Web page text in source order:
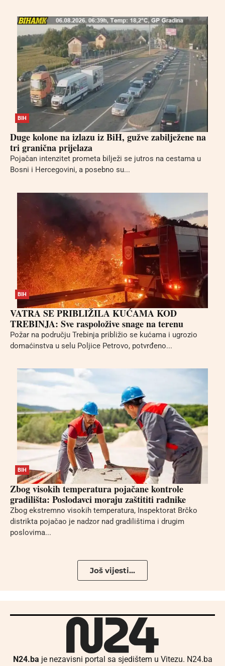
BIH
Duge kolone na izlazu iz BiH, gužve zabilježene na
tri granična prijelaza
Pojačan intenzitet prometa bilježi se jutros na cestama u
Bosni i Hercegovini, a posebno su...
BIH
VATRA SE PRIBLIŽILA KUĆAMA KOD
TREBINJA: Sve raspoložive snage na terenu
Požar na području Trebinja približio se kućama i ugrozio
domaćinstva u selu Poljice Petrovo, potvrđeno...
BIH
Zbog visokih temperatura pojačane kontrole
gradilišta: Poslodavci moraju zaštititi radnike
Zbog ekstremno visokih temperatura, Inspektorat Brčko
distrikta pojačao je nadzor nad gradilištima i drugim
poslovima...
Još vijesti...
N24.ba je nezavisni portal sa sjedištem u Vitezu. N24.ba